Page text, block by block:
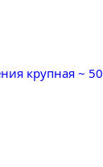
крупная ~